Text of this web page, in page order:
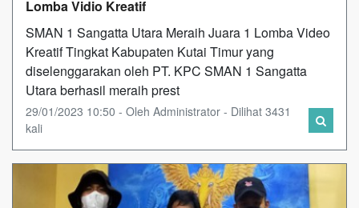
Lomba Vidio Kreatif
SMAN 1 Sangatta Utara Meraih Juara 1 Lomba Video
Kreatif Tingkat Kabupaten Kutai Timur yang
diselenggarakan oleh PT. KPC SMAN 1 Sangatta
Utara berhasil meraih prest
29/01/2023 10:50 - Oleh Administrator - Dilihat 3431
kali